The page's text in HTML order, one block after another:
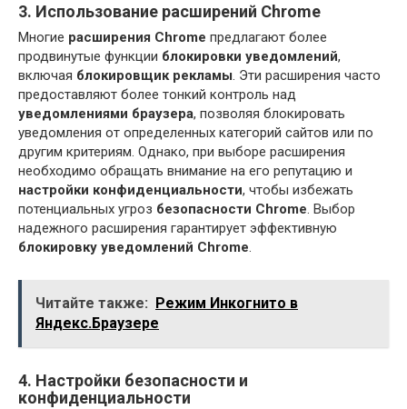
3. Использование расширений Chrome
Многие расширения Chrome предлагают более
продвинутые функции блокировки уведомлений,
включая блокировщик рекламы. Эти расширения часто
предоставляют более тонкий контроль над
уведомлениями браузера, позволяя блокировать
уведомления от определенных категорий сайтов или по
другим критериям. Однако, при выборе расширения
необходимо обращать внимание на его репутацию и
настройки конфиденциальности, чтобы избежать
потенциальных угроз безопасности Chrome. Выбор
надежного расширения гарантирует эффективную
блокировку уведомлений Chrome.
Читайте также: Режим Инкогнито в
Яндекс.Браузере
4. Настройки безопасности и
конфиденциальности